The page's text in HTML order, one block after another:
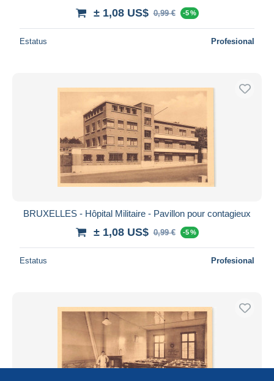
± 1,08 US$ 0,99 € -5 %
Estatus Profesional
BRUXELLES - Hôpital Militaire - Pavillon pour contagieux
± 1,08 US$ 0,99 € -5 %
Estatus Profesional